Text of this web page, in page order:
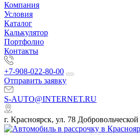
Компания
Условия
Каталог
Калькулятор
Портфолио
Контакты
+7-908-022-80-00
Отправить заявку
S-AUTO@INTERNET.RU
г. Красноярск, ул. 78